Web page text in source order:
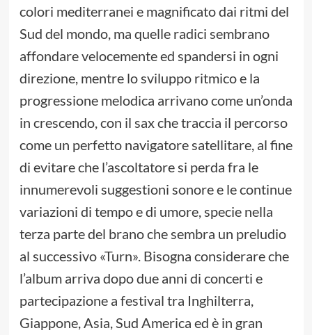
colori mediterranei e magnificato dai ritmi del
Sud del mondo, ma quelle radici sembrano
affondare velocemente ed spandersi in ogni
direzione, mentre lo sviluppo ritmico e la
progressione melodica arrivano come un’onda
in crescendo, con il sax che traccia il percorso
come un perfetto navigatore satellitare, al fine
di evitare che l’ascoltatore si perda fra le
innumerevoli suggestioni sonore e le continue
variazioni di tempo e di umore, specie nella
terza parte del brano che sembra un preludio
al successivo «Turn». Bisogna considerare che
l’album arriva dopo due anni di concerti e
partecipazione a festival tra Inghilterra,
Giappone, Asia, Sud America ed è in gran